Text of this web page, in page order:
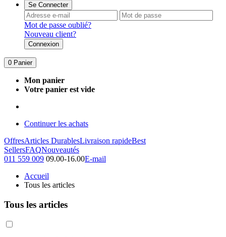
Se Connecter
Mot de passe oublié?
Nouveau client?
Connexion
0 Panier
Mon panier
Votre panier est vide
Continuer les achats
OffresArticles DurablesLivraison rapideBest
SellersFAQNouveautés
011 559 009 09.00-16.00E-mail
Accueil
Tous les articles
Tous les articles